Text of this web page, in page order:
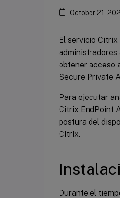
October 21,
El servicio Citrix
administradores
obtener acceso
Secure Private
Para ejecutar
Citrix EndPoint
postura del
Citrix.
Durante el